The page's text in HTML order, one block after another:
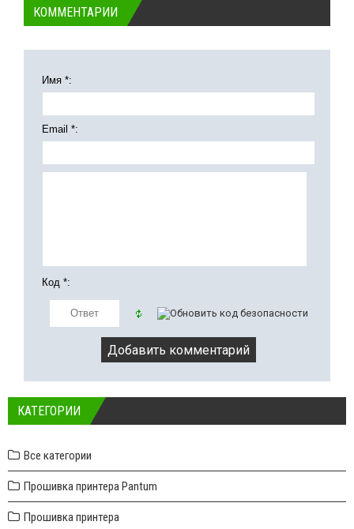
КОММЕНТАРИИ
Имя *:
Email *:
Код *:
КАТЕГОРИИ
Все категории
Прошивка принтера Pantum
Прошивка принтера